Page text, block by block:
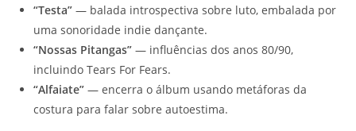
“Testa” — balada introspectiva sobre luto, embalada por
uma sonoridade indie dançante.
“Nossas Pitangas” — influências dos anos 80/90,
incluindo Tears For Fears.
“Alfaiate” — encerra o álbum usando metáforas da
costura para falar sobre autoestima.